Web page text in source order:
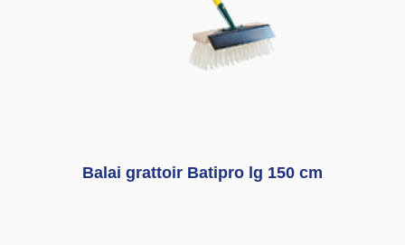
Balai grattoir Batipro lg 150 cm